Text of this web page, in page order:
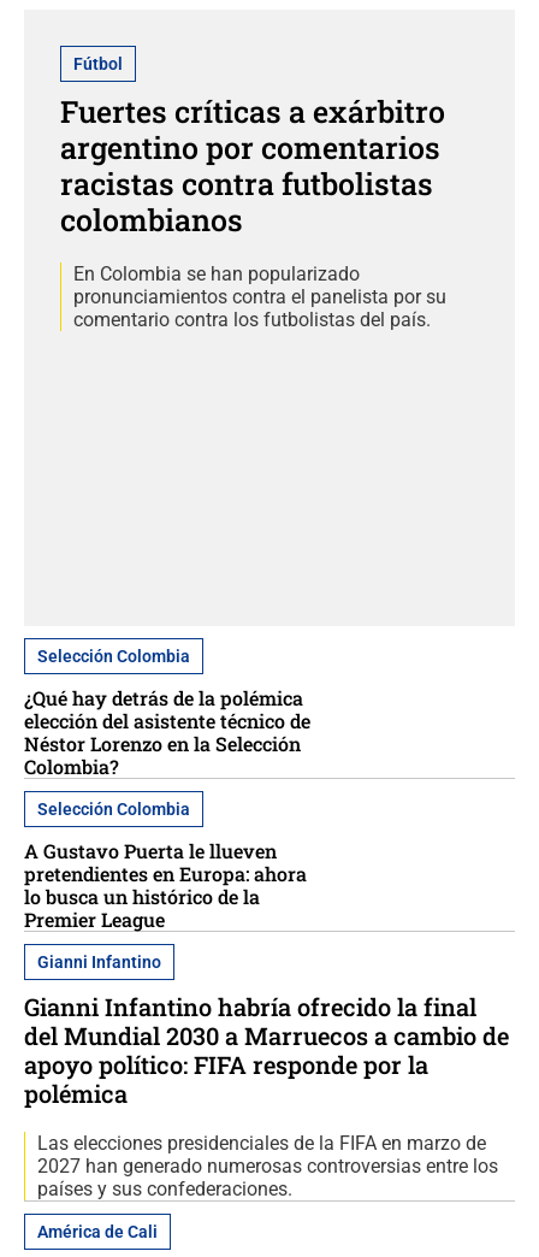
Fútbol
Fuertes críticas a exárbitro
argentino por comentarios
racistas contra futbolistas
colombianos
En Colombia se han popularizado
pronunciamientos contra el panelista por su
comentario contra los futbolistas del país.
Selección Colombia
¿Qué hay detrás de la polémica
elección del asistente técnico de
Néstor Lorenzo en la Selección
Colombia?
Selección Colombia
A Gustavo Puerta le llueven
pretendientes en Europa: ahora
lo busca un histórico de la
Premier League
Gianni Infantino
Gianni Infantino habría ofrecido la final
del Mundial 2030 a Marruecos a cambio de
apoyo político: FIFA responde por la
polémica
Las elecciones presidenciales de la FIFA en marzo de
2027 han generado numerosas controversias entre los
países y sus confederaciones.
América de Cali